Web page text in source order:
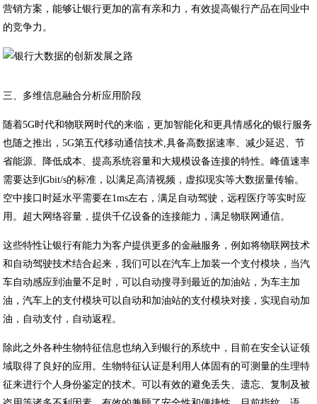
营销方案，能够让银行更加的富有亲和力，有效提高银行产品在同业中
的竞争力。
三、多维信息融合分析应用阶段
随着5G时代和物联网时代的来临，更加智能化和更具情感化的银行服务
也随之推出，5G第五代移动通信技术,具备高数据速率、减少延迟、节
省能源、降低成本、提高系统容量和大规模设备连接的特性。峰值速率
需要达到Gbit/s的标准，以满足高清视频，虚拟现实等大数据量传输。
空中接口时延水平需要在1ms左右，满足自动驾驶，远程医疗等实时应
用。超大网络容量，提供千亿设备的连接能力，满足物联网通信。
这些特性让银行有能力为客户提供更多的金融服务，例如将物联网技术
和自动驾驶技术结合起来，我们可以在汽车上加装一个支付模块，当汽
车自动感应到油量不足时，可以自动搜寻到最近的加油站，为车主加
油，汽车上的支付模块可以自动和加油站的支付模块对接，实现自动加
油，自动支付，自动返程。
除此之外各种生物特征信息也纳入到银行的系统中，目前在安全认证领
域取得了良好的应用。生物特征认证是利用人体固有的可测量的生理特
征来进行个人身份鉴定的技术。可以有效的避免丢失、遗忘、复制及被